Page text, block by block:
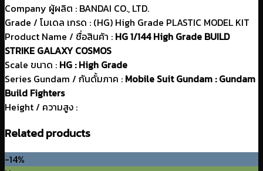
Company ผู้ผลิต : BANDAI CO., LTD.
Grade / โมเดล เกรด : (HG) High Grade PLASTIC MODEL KIT
Product Name / ชื่อสินค้า : HG 1/144 High Grade BUILD
STRIKE GALAXY COSMOS
Scale ขนาด : HG : High Grade
Series Gundam / กันดั้มภาค : Mobile Suit Gundam :Gundam
Build Fighters
Height / ความสูง :
Related products
-14%